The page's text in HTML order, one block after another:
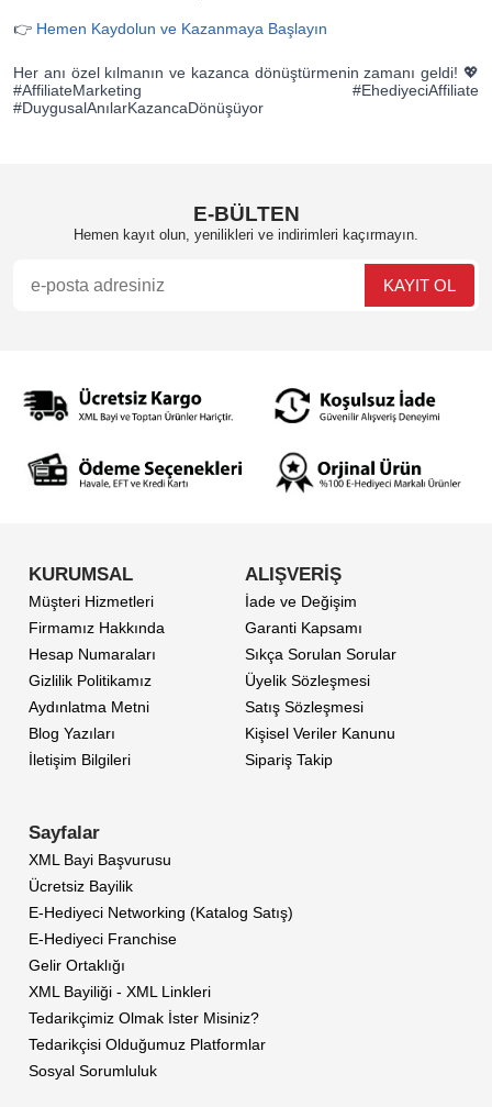
👉 Hemen Kaydolun ve Kazanmaya Başlayın
Her anı özel kılmanın ve kazanca dönüştürmenin zamanı geldi! 💖
#AffiliateMarketing #EhediyeciAffiliate
#DuygusalAnılarKazancaDönüşüyor
E-BÜLTEN
Hemen kayıt olun, yenilikleri ve indirimleri kaçırmayın.
KURUMSAL
Müşteri Hizmetleri
Firmamız Hakkında
Hesap Numaraları
Gizlilik Politikamız
Aydınlatma Metni
Blog Yazıları
İletişim Bilgileri
ALIŞVERİŞ
İade ve Değişim
Garanti Kapsamı
Sıkça Sorulan Sorular
Üyelik Sözleşmesi
Satış Sözleşmesi
Kişisel Veriler Kanunu
Sipariş Takip
Sayfalar
XML Bayi Başvurusu
Ücretsiz Bayilik
E-Hediyeci Networking (Katalog Satış)
E-Hediyeci Franchise
Gelir Ortaklığı
XML Bayiliği - XML Linkleri
Tedarikçimiz Olmak İster Misiniz?
Tedarikçisi Olduğumuz Platformlar
Sosyal Sorumluluk